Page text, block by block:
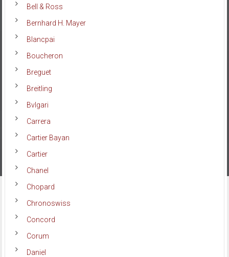
Bell & Ross
Bernhard H. Mayer
Blancpai
Boucheron
Breguet
Breitling
Bvlgari
Carrera
Cartier Bayan
Cartier
Chanel
Chopard
Chronoswiss
Concord
Corum
Daniel